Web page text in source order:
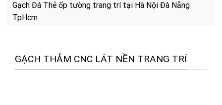
Gạch Đá Thẻ ốp tường trang trí tại Hà Nội Đà Nẵng
TpHcm
GẠCH THẢM CNC LÁT NỀN TRANG TRÍ